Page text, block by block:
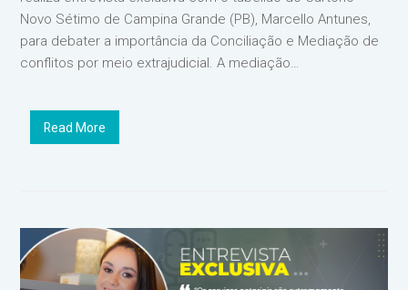
Novo Sétimo de Campina Grande (PB), Marcello Antunes,
para debater a importância da Conciliação e Mediação de
conflitos por meio extrajudicial. A mediação…
Read More